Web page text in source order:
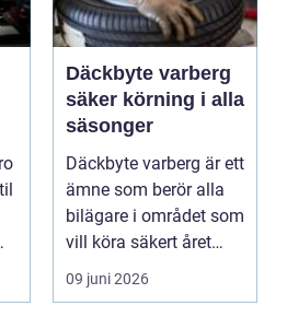
Däckbyte varberg
säker körning i alla
säsonger
Däckbyte varberg är ett
ämne som berör alla
bilägare i området som
vill köra säkert året
om. När väd...
09 juni 2026